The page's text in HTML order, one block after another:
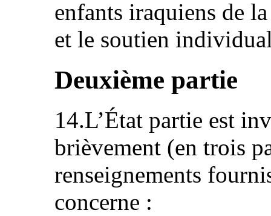
enfants iraquiens de
et le soutien
Deuxième partie
14.L’État partie est
brièvement (en trois
renseignements
concerne :